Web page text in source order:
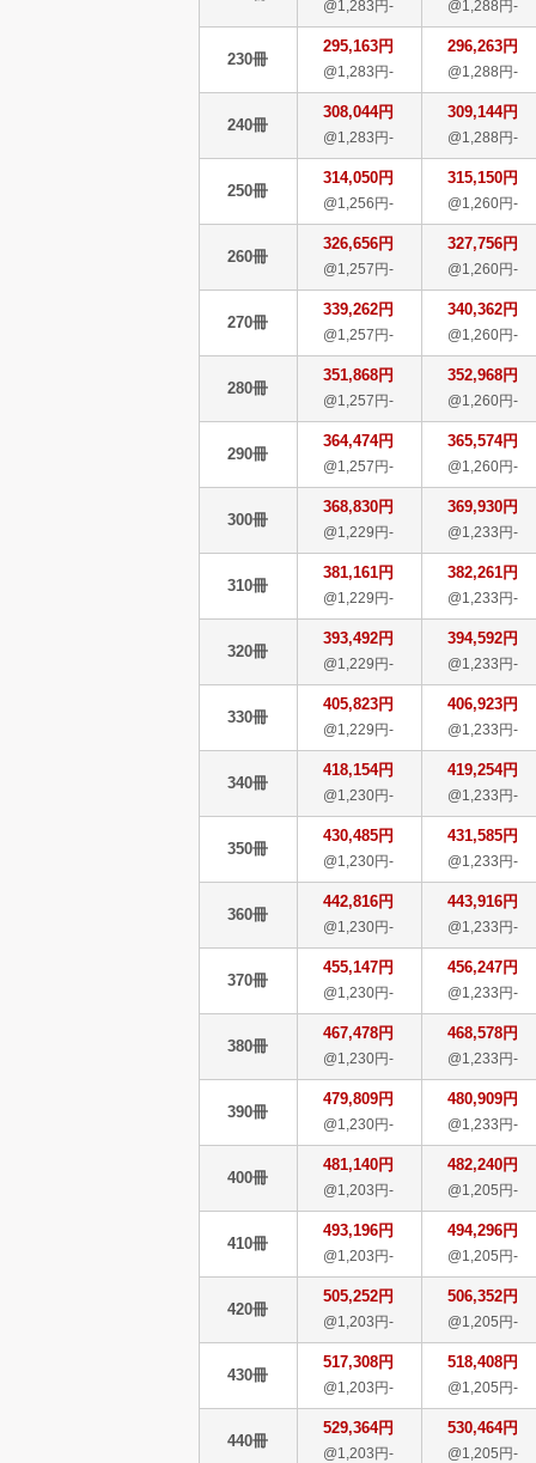
@1,283円- @1,288円-
230冊
295,163円
@1,283円-
296,263円
@1,288円-
240冊
308,044円
@1,283円-
309,144円
@1,288円-
250冊
314,050円
@1,256円-
315,150円
@1,260円-
260冊
326,656円
@1,257円-
327,756円
@1,260円-
270冊
339,262円
@1,257円-
340,362円
@1,260円-
280冊
351,868円
@1,257円-
352,968円
@1,260円-
290冊
364,474円
@1,257円-
365,574円
@1,260円-
300冊
368,830円
@1,229円-
369,930円
@1,233円-
310冊
381,161円
@1,229円-
382,261円
@1,233円-
320冊
393,492円
@1,229円-
394,592円
@1,233円-
330冊
405,823円
@1,229円-
406,923円
@1,233円-
340冊
418,154円
@1,230円-
419,254円
@1,233円-
350冊
430,485円
@1,230円-
431,585円
@1,233円-
360冊
442,816円
@1,230円-
443,916円
@1,233円-
370冊
455,147円
@1,230円-
456,247円
@1,233円-
380冊
467,478円
@1,230円-
468,578円
@1,233円-
390冊
479,809円
@1,230円-
480,909円
@1,233円-
400冊
481,140円
@1,203円-
482,240円
@1,205円-
410冊
493,196円
@1,203円-
494,296円
@1,205円-
420冊
505,252円
@1,203円-
506,352円
@1,205円-
430冊
517,308円
@1,203円-
518,408円
@1,205円-
440冊
529,364円
@1,203円-
530,464円
@1,205円-